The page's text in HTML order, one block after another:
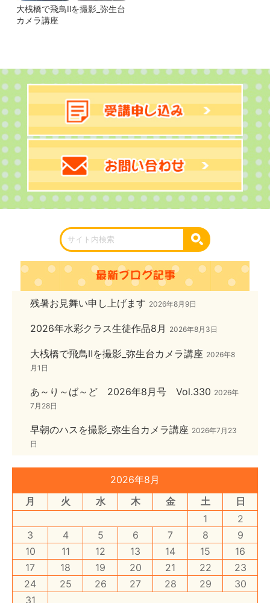
大桟橋で飛鳥Ⅱを撮影_弥生台
カメラ講座
残暑お見舞い申し上げます 2026年8月9日
2026年水彩クラス生徒作品8月 2026年8月3日
大桟橋で飛鳥Ⅱを撮影_弥生台カメラ講座 2026年8
月1日
あ～り～ば～ど 2026年8月号 Vol.330 2026年
7月28日
早朝のハスを撮影_弥生台カメラ講座 2026年7月23
日
2026年8月
月
火 水 木 金 土
日
1
2
3
4 5 6 7 8
9
10
11 12 13 14 15
16
17
18 19 20 21 22
23
24
25 26 27 28 29
30
31